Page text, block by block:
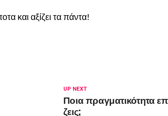
και αξίζει τα πάντα!
UP NEXT
Ποια πραγματικότητα
ζεις;